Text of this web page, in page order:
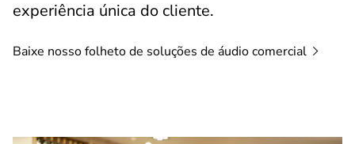
experiência única do cliente.
Baixe nosso folheto de soluções de áudiocomercial